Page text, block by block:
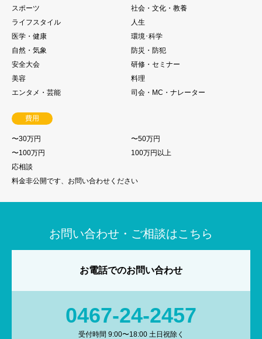
スポーツ
社会・文化・教養
ライフスタイル
人生
医学・健康
環境･科学
自然・気象
防災・防犯
安全大会
研修・セミナー
美容
料理
エンタメ・芸能
司会・MC・ナレーター
費用
〜30万円
〜50万円
〜100万円
100万円以上
応相談
料金非公開です、お問い合わせください
お問い合わせ・ご相談はこちら
お電話でのお問い合わせ
0467-24-2457
受付時間 9:00〜18:00 土日祝除く